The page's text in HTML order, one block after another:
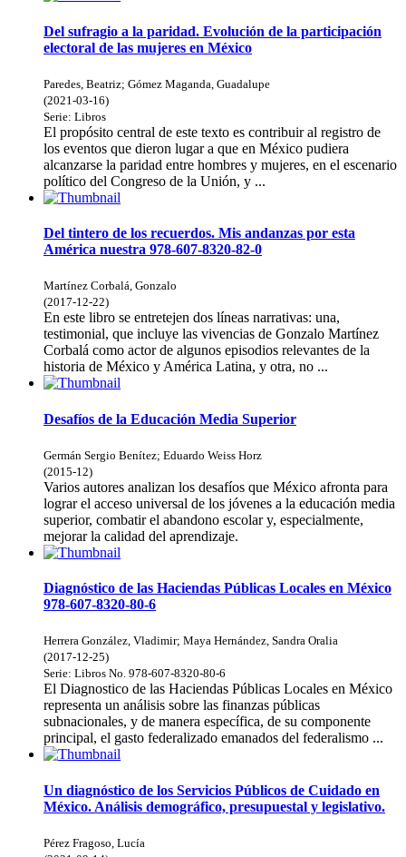
Del sufragio a la paridad. Evolución de la participación
electoral de las mujeres en México
Paredes, Beatriz; Gómez Maganda, Guadalupe
(2021-03-16)
Serie: Libros
El propósito central de este texto es contribuir al registro de
los eventos que dieron lugar a que en México pudiera
alcanzarse la paridad entre hombres y mujeres, en el escenario
político del Congreso de la Unión, y ...
Del tintero de los recuerdos. Mis andanzas por esta
América nuestra 978-607-8320-82-0
Martínez Corbalá, Gonzalo
(2017-12-22)
En este libro se entretejen dos líneas narrativas: una,
testimonial, que incluye las vivencias de Gonzalo Martínez
Corbalá como actor de algunos episodios relevantes de la
historia de México y América Latina, y otra, no ...
Desafíos de la Educación Media Superior
Germán Sergio Benítez; Eduardo Weiss Horz
(2015-12)
Varios autores analizan los desafíos que México afronta para
lograr el acceso universal de los jóvenes a la educación media
superior, combatir el abandono escolar y, especialmente,
mejorar la calidad del aprendizaje.
Diagnóstico de las Haciendas Públicas Locales en México
978-607-8320-80-6
Herrera González, Vladimir; Maya Hernández, Sandra Oralia
(2017-12-25)
Serie: Libros No. 978-607-8320-80-6
El Diagnostico de las Haciendas Públicas Locales en México
representa un análisis sobre las finanzas públicas
subnacionales, y de manera específica, de su componente
principal, el gasto federalizado emanados del federalismo ...
Un diagnóstico de los Servicios Públicos de Cuidado en
México. Análisis demográfico, presupuestal y legislativo.
Pérez Fragoso, Lucía